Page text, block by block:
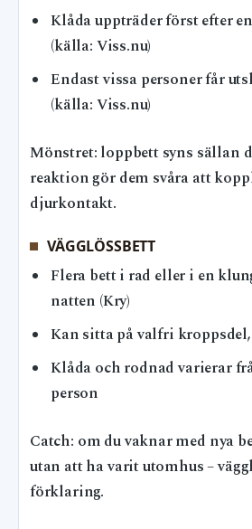
Klåda uppträder först efter
(källa: Viss.nu)
Endast vissa personer får
(källa: Viss.nu)
Mönstret: loppbett syns sällan
reaktion gör dem svåra att
djurkontakt.
VÄGGLÖSSBETT
Flera bett i rad eller i en
natten (Kry)
Kan sitta på valfri
Klåda och rodnad varierar
person
Catch: om du vaknar med nya
utan att ha varit utomhus –
förklaring.